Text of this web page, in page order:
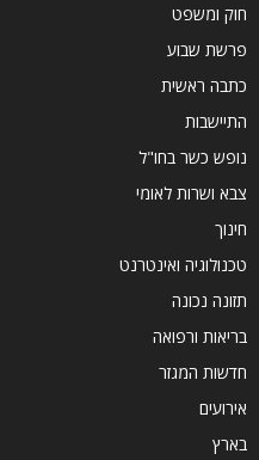
חוק ומשפט
פרשת שבוע
כתבה ראשית
התיישבות
נופש כשר בחו"ל
צבא ושרות לאומי
חינוך
טכנולוגיה ואינטרנט
תזונה נכונה
בריאות ורפואה
חדשות המגזר
אירועים
בארץ